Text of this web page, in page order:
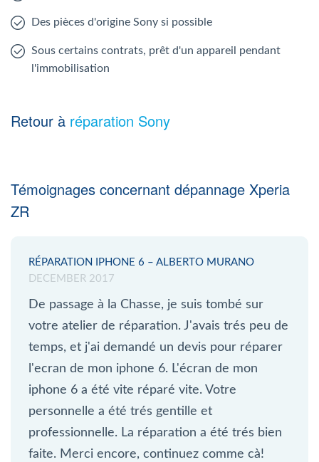
Des pièces d'origine Sony si possible
Sous certains contrats, prêt d'un appareil pendant
l'immobilisation
Retour à réparation Sony
Témoignages concernant dépannage Xperia
ZR
RÉPARATION IPHONE 6 – ALBERTO MURANO
DECEMBER 2017
De passage à la Chasse, je suis tombé sur
votre atelier de réparation. J'avais trés peu de
temps, et j'ai demandé un devis pour réparer
l'ecran de mon iphone 6. L'écran de mon
iphone 6 a été vite réparé vite. Votre
personnelle a été trés gentille et
professionnelle. La réparation a été trés bien
faite. Merci encore, continuez comme cà!